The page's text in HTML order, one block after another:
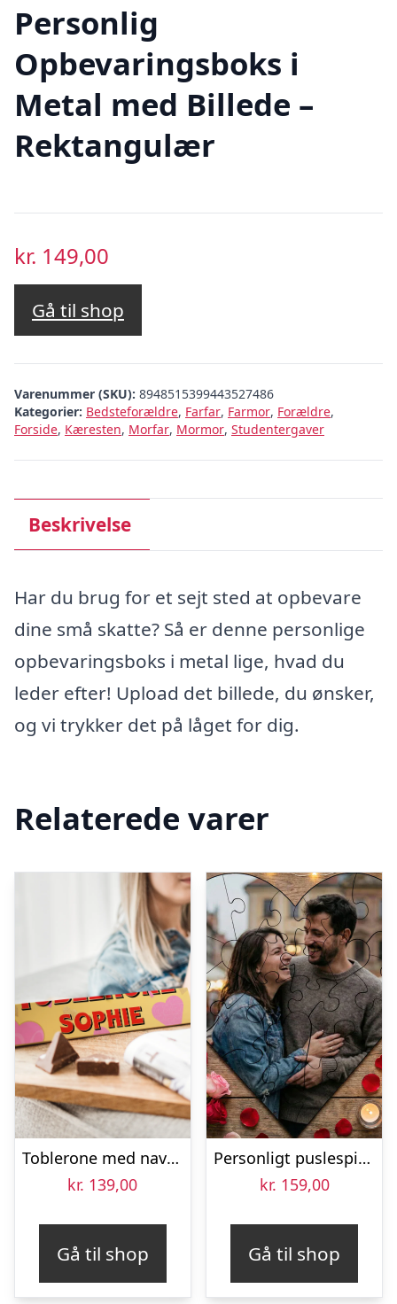
Personlig
Opbevaringsboks i
Metal med Billede –
Rektangulær
kr. 149,00
Gå til shop
Varenummer (SKU): 8948515399443527486
Kategorier: Bedsteforældre, Farfar, Farmor, Forældre,
Forside, Kæresten, Morfar, Mormor, Studentergaver
Beskrivelse
Har du brug for et sejt sted at opbevare
dine små skatte? Så er denne personlige
opbevaringsboks i metal lige, hvad du
leder efter! Upload det billede, du ønsker,
og vi trykker det på låget for dig.
Relaterede varer
Toblerone med navn og billede i kærlighedstema – 340 gr
kr. 139,00
Gå til shop
Personligt puslespil med Billede – Hjerte
kr. 159,00
Gå til shop